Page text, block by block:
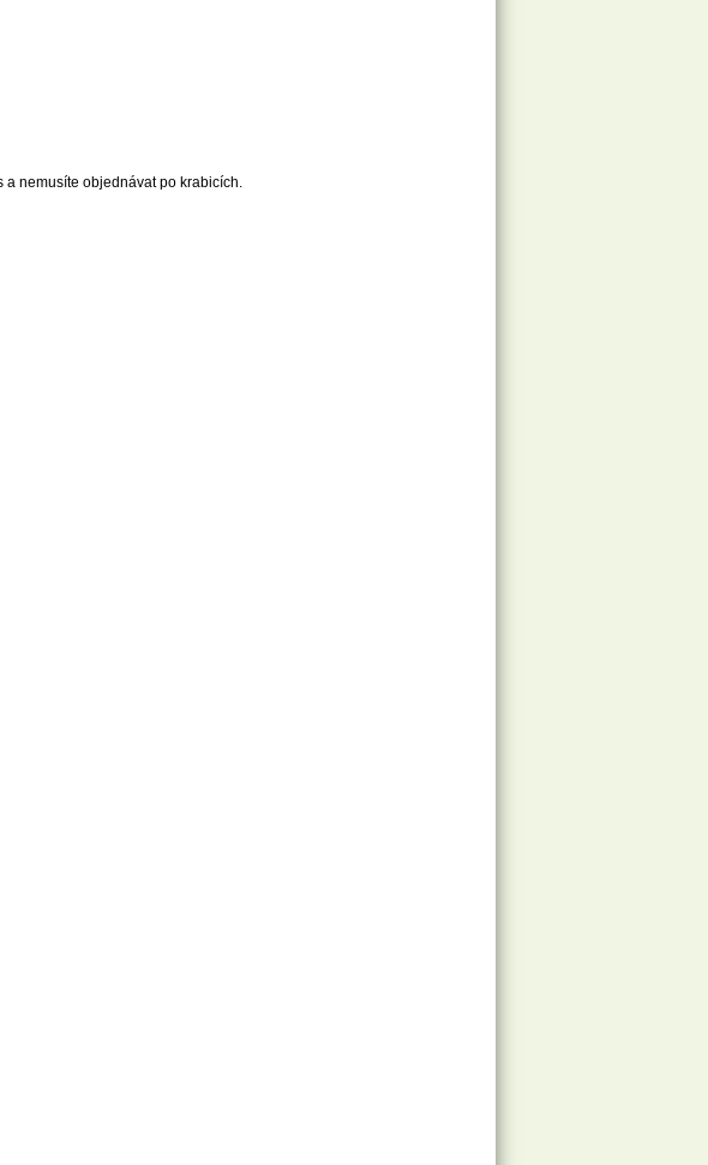
a nemusíte objednávat po krabicích.